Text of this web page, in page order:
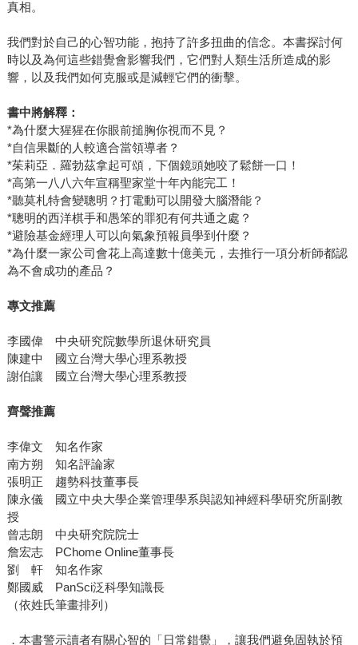
真相。
我們對於自己的心智功能，抱持了許多扭曲的信念。本書探討何
時以及為何這些錯覺會影響我們，它們對人類生活所造成的影
響，以及我們如何克服或是減輕它們的衝擊。
書中將解釋：
*為什麼大猩猩在你眼前搥胸你視而不見？
*自信果斷的人較適合當領導者？
*茱莉亞．羅勃茲拿起可頌，下個鏡頭她咬了鬆餅一口！
*高第一八八六年宣稱聖家堂十年內能完工！
*聽莫札特會變聰明？打電動可以開發大腦潛能？
*聰明的西洋棋手和愚笨的罪犯有何共通之處？
*避險基金經理人可以向氣象預報員學到什麼？
*為什麼一家公司會花上高達數十億美元，去推行一項分析師都認
為不會成功的產品？
專文推薦
李國偉 中央研究院數學所退休研究員
陳建中 國立台灣大學心理系教授
謝伯讓 國立台灣大學心理系教授
齊聲推薦
李偉文 知名作家
南方朔 知名評論家
張明正 趨勢科技董事長
陳永儀 國立中央大學企業管理學系與認知神經科學研究所副教
授
曾志朗 中央研究院院士
詹宏志 PChome Online董事長
劉 軒 知名作家
鄭國威 PanSci泛科學知識長
（依姓氏筆畫排列）
．本書警示讀者有關心智的「日常錯覺」，讓我們避免固執於預